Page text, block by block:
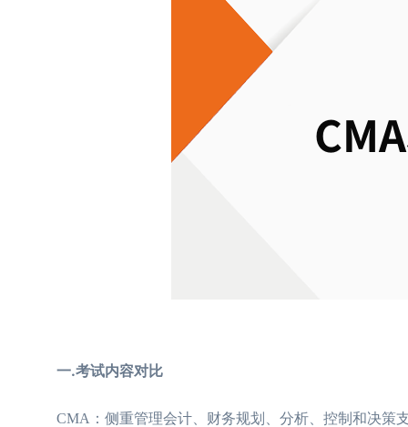
一.考试内容对比
CMA：侧重管理会计、财务规划、分析、控制和决策